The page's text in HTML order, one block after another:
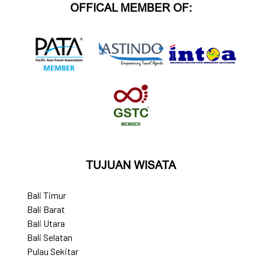
OFFICAL MEMBER OF:
TUJUAN WISATA
Bali Timur
Bali Barat
Bali Utara
Bali Selatan
Pulau Sekitar